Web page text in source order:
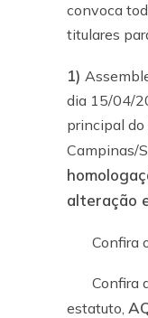
convoca
titulares
1)
dia 15/04/
principal do
Campinas/
alteração
Confira o
Confira a
estatuto,